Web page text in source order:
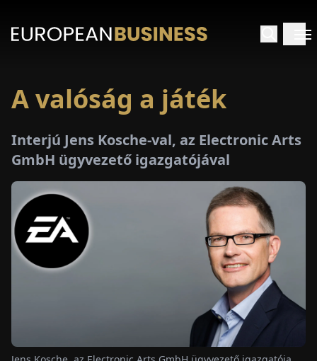
HÍREK
A valóság a játék
Interjú Jens Kosche-val, az Electronic Arts
GmbH ügyvezető igazgatójával